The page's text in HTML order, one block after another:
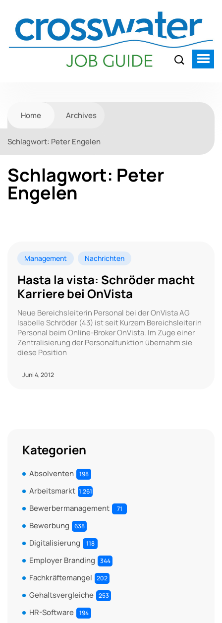
Home Archives
Schlagwort: Peter Engelen
Schlagwort: Peter
Engelen
Management Nachrichten
Hasta la vista: Schröder macht
Karriere bei OnVista
Neue Bereichsleiterin Personal bei der OnVista AG
Isabelle Schröder (43) ist seit Kurzem Bereichsleiterin
Personal beim Online-Broker OnVista. Im Zuge einer
Zentralisierung der Personalfunktion übernahm sie
diese Position
Juni 4, 2012
Kategorien
Absolventen 198
Arbeitsmarkt 1.261
Bewerbermanagement 71
Bewerbung 638
Digitalisierung 118
Employer Branding 344
Fachkräftemangel 202
Gehaltsvergleiche 253
HR-Software 194